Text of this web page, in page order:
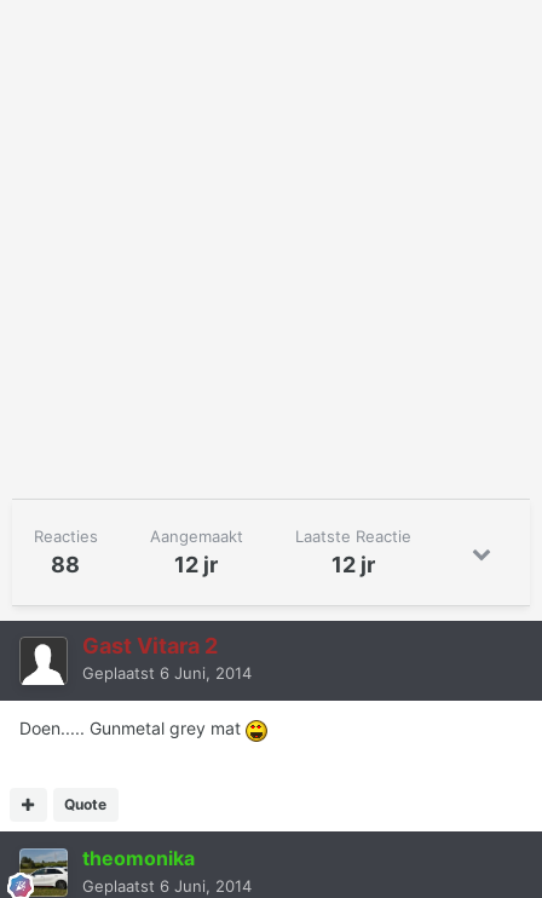
Reacties
88
Aangemaakt
12 jr
Laatste Reactie
12 jr
Gast Vitara 2
Geplaatst 6 Juni, 2014
Doen..... Gunmetal grey mat
Quote
theomonika
Geplaatst 6 Juni, 2014